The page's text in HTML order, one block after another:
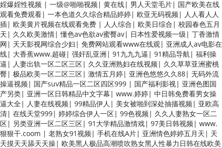
第三区 AV集中 日本免费成人麻豆 色妹姐一区二区 亚洲成人色综网 欧美
韩国日本色综合久久久久蜜月 婷婷激情五月天麻豆 av在线五月天婷婷 麻
豆91国产在线观看一区 久久久久亚洲AV无码专区体验小说 国精品无码一
区二区三区左线 中文字幕无码不卡一区二区三区 成人一级黄色片 黄色毛
片在线观看 中文无码一区二区不卡AV 91视频一区二 欧美黄片第二区 91
麻豆VA国产 国产精品乱码一区二区三 能在线看黄片的视频 黄色电影频
道一区二区三区 五月天丝袜逼网 婷婷五月综合激情中文字幕 99久久久无
码国产精品秋霞网 黄色美女日本网站 国产精品视频一区啪啪啪 日韩成人
av三片在线播放 亚洲无码日韩一区欧美二区三页 国产成人自拍欧美在线
国产黄色免费 日韩黄色电影视频一区二区 欧美黄3级网站欧美 久久亚洲
中文字幕不卡一二区 99riAV国产精品视频 日本乱伦视频第十页 日本黄色
精品视频 婷婷五月天在线不卡一区二区三区三州 欧美亚洲日韩不卡在线
在线观看 亚洲色情小说电影综合区 99精品黄片 无码欧美毛片一区二区三
91超级国产视频 中文字幕日韩有码天堂 婷婷五月天亚洲激情 国产迷奸清
婬爆婬性视频 | 一级@啪啪视频| 黄在线| 男人天堂毛片| 国产欧美在线
观看免费观看| 一本色道久久综合精品婷婷| 欧亚无码视频| 人人看人人
插| 欧美黄片视频在线观看免费 | 人人综合 | 欧美日综合 | 校园春色五月
天 | 久久欧美激情|懂色av色欲av蜜臀av| 日本性爱视频一级 | 丁香激情
网 | 天天影视网综合少妇 | 免费网站观看www在线观| 亚洲成人av电影在
线| 大香蕉www.超碰| 强奸乱亚洲 | 91九九九逼 | 91精品导航| 福利操
逼 | 人妻出轨一区二区三区| 久久亚洲熟妇在线视频| 久久草草亚洲蜜桃
臀| 极品欧美一区二区三区| 激情五月婷| 亚洲色悠悠久久88| 无码外流
操逼视频| 国产suv精品一区二区四区999 | 国产福利影视| 亚洲色图国
产另类| 亚洲一区日韩精品中文字幕 | www.婷婷| 中日韩免费看男女操
逼大全| 人妻在线视频| 99精品伊人 | 美女被啪到深处抽搐视频| 亚欧高
清| 在线天堂999| 婷婷综合伊人一区| 99色视频| 久久人妻熟女一区二
区| 另类亚洲一区二区三区| 91大学精品激情戏| 97美日韩视频| www.
狠狠干.coom | 老熟女91视频| 手机在线A片| 亚洲情色婷婷五月天 | 天
天摸天天舔天天操| 欧美黑人极品高潮喷吹熟女黑人性暴力日韩在线欧美